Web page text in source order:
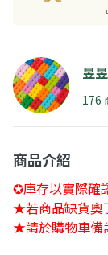
昱
176
商品介紹
✪庫存以實際確
★若商品缺貨奧
★請於購物車備